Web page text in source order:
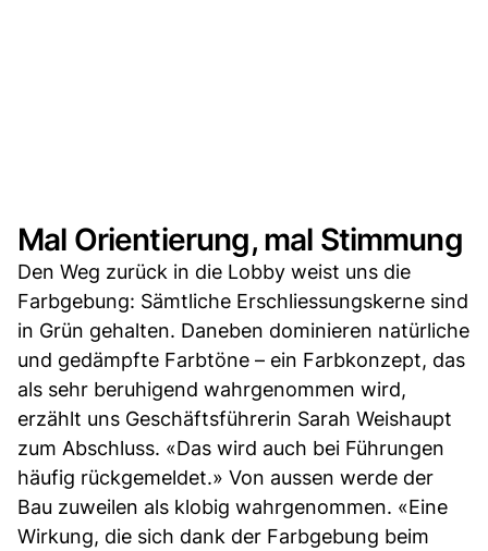
Mal Orientierung, mal Stimmung
Den Weg zurück in die Lobby weist uns die
Farbgebung: Sämtliche Erschliessungskerne sind
in Grün gehalten. Daneben dominieren natürliche
und gedämpfte Farbtöne – ein Farbkonzept, das
als sehr beruhigend wahrgenommen wird,
erzählt uns Geschäftsführerin Sarah Weishaupt
zum Abschluss. «Das wird auch bei Führungen
häufig rückgemeldet.» Von aussen werde der
Bau zuweilen als klobig wahrgenommen. «Eine
Wirkung, die sich dank der Farbgebung beim